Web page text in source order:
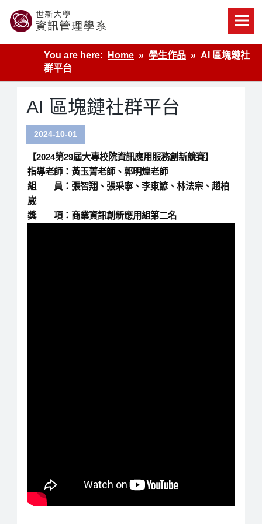
content
世新大學資管系網站
You are here:
Home 學生作品
AI 區塊鏈社
群平台
AI 區塊鏈社群平台
2024-10-01
【2024第29屆大專校院資訊應用服務創新競賽】
指導老師：黃玉菁老師、郭明煌老師
組 員：張智翔、張采寧、李東諺、林法宗、趙柏
崴
獎 項：商業資訊創新應用組第二名